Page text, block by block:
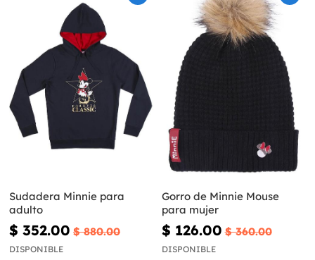
Sudadera Minnie para
adulto
$ 352.00 $ 880.00
DISPONIBLE
Gorro de Minnie Mouse
para mujer
$ 126.00 $ 360.00
DISPONIBLE